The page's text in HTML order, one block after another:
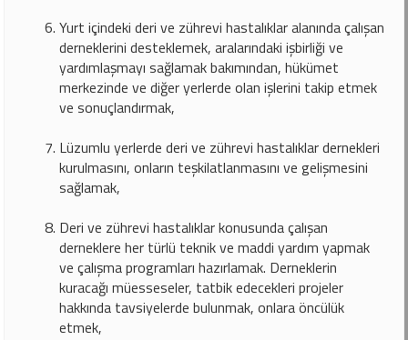
Yurt içindeki deri ve zührevi hastalıklar alanında çalışan
derneklerini desteklemek, aralarındaki işbirliği ve
yardımlaşmayı sağlamak bakımından, hükümet
merkezinde ve diğer yerlerde olan işlerini takip etmek
ve sonuçlandırmak,
Lüzumlu yerlerde deri ve zührevi hastalıklar dernekleri
kurulmasını, onların teşkilatlanmasını ve gelişmesini
sağlamak,
Deri ve zührevi hastalıklar konusunda çalışan
derneklere her türlü teknik ve maddi yardım yapmak
ve çalışma programları hazırlamak. Derneklerin
kuracağı müesseseler, tatbik edecekleri projeler
hakkında tavsiyelerde bulunmak, onlara öncülük
etmek,